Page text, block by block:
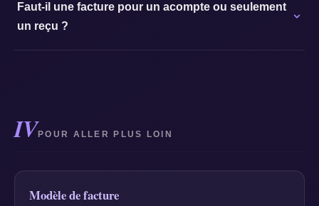
Faut-il une facture pour un acompte ou seulement
un reçu ?
IVPOUR ALLER PLUS LOIN
Modèle de facture